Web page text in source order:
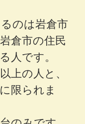
のは岩倉市
倉市の住民
人です。
上の人と、
限られま